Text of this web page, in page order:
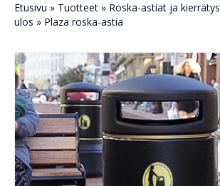
Etusivu » Tuotteet » Roska-astiat ja kierrätys
ulos » Plaza roska-astia